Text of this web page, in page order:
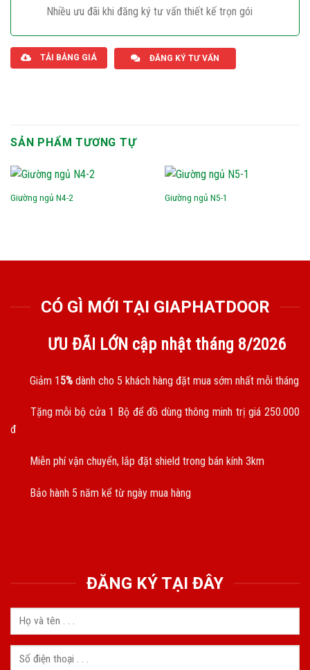
Nhiều ưu đãi khi đăng ký tư vấn thiết kế trọn gói
TẢI BẢNG GIÁ ĐĂNG KÝ TƯ VẤN
SẢN PHẨM TƯƠNG TỰ
Giường ngủ N4-2 Giường ngủ N5-1
CÓ GÌ MỚI TẠI GIAPHATDOOR
ƯU ĐÃI LỚN cập nhật tháng 8/2026
Giảm 15% dành cho 5 khách hàng đặt mua sớm nhất mỗi tháng
Tặng mỗi bộ cửa 1 Bộ để đồ dùng thông minh trị giá 250.000
đ
Miễn phí vận chuyển, lắp đặt shield trong bán kính 3km
Bảo hành 5 năm kể từ ngày mua hàng
ĐĂNG KÝ TẠI ĐÂY